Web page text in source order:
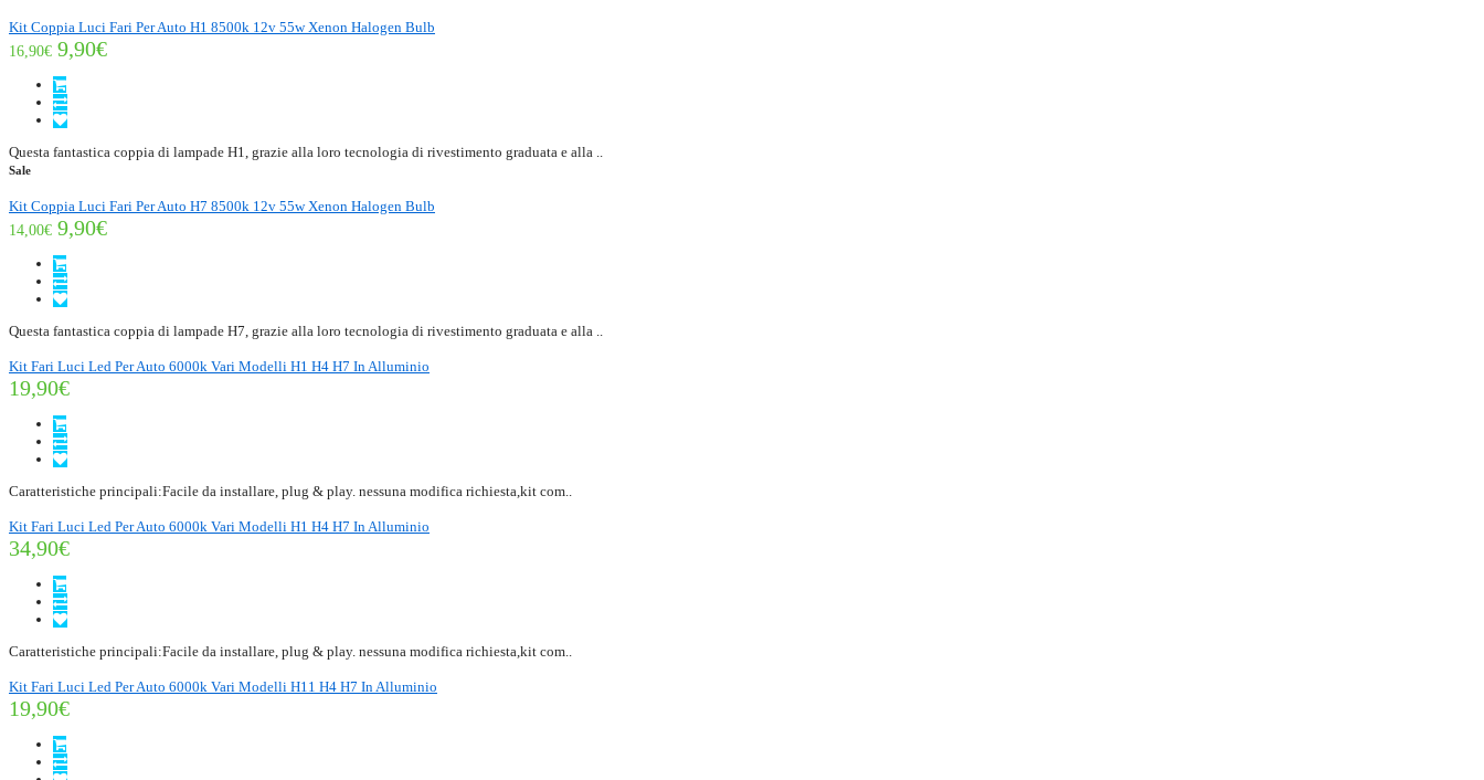
Kit Coppia Luci Fari Per Auto H1 8500k 12v 55w Xenon Halogen Bulb
16,90€ 9,90€
Questa fantastica coppia di lampade H1, grazie alla loro tecnologia di rivestimento graduata e alla ..
Sale
Kit Coppia Luci Fari Per Auto H7 8500k 12v 55w Xenon Halogen Bulb
14,00€ 9,90€
Questa fantastica coppia di lampade H7, grazie alla loro tecnologia di rivestimento graduata e alla ..
Kit Fari Luci Led Per Auto 6000k Vari Modelli H1 H4 H7 In Alluminio
19,90€
Caratteristiche principali:Facile da installare, plug & play. nessuna modifica richiesta,kit com..
Kit Fari Luci Led Per Auto 6000k Vari Modelli H1 H4 H7 In Alluminio
34,90€
Caratteristiche principali:Facile da installare, plug & play. nessuna modifica richiesta,kit com..
Kit Fari Luci Led Per Auto 6000k Vari Modelli H11 H4 H7 In Alluminio
19,90€